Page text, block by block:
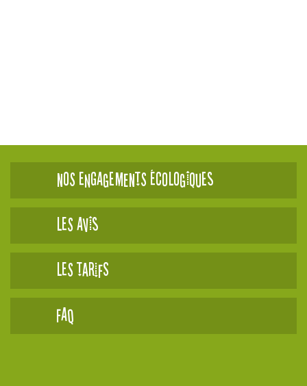
Nos engagements écologiques
Les avis
Les tarifs
FAQ